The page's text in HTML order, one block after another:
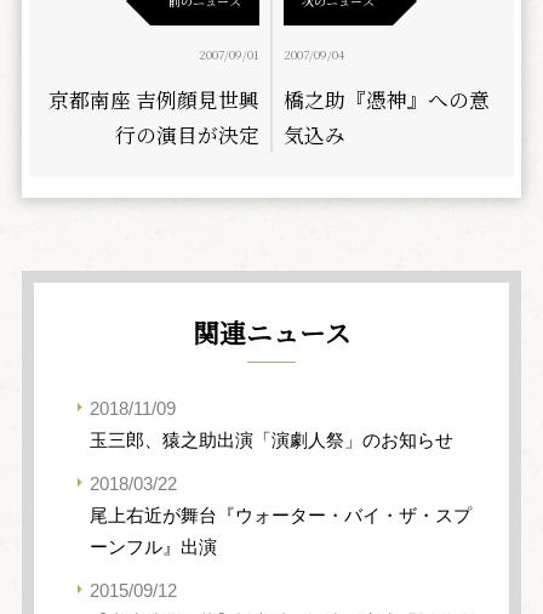
2007/09/01
京都南座 吉例顔見世興
行の演目が決定
2007/09/04
橋之助『憑神』への意
気込み
関連ニュース
2018/11/09
玉三郎、猿之助出演「演劇人祭」のお知らせ
2018/03/22
尾上右近が舞台『ウォーター・バイ・ザ・スプ
ーンフル』出演
2015/09/12